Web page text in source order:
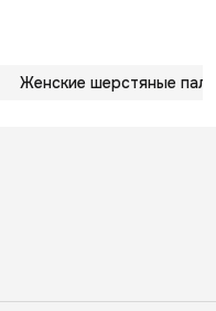
Женские шерстяные